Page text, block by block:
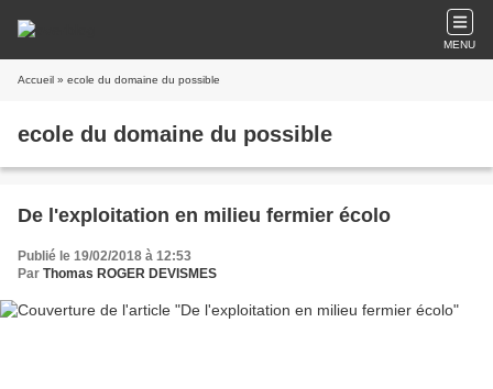
MENU
Accueil » ecole du domaine du possible
ecole du domaine du possible
De l'exploitation en milieu fermier écolo
Publié le 19/02/2018 à 12:53
Par Thomas ROGER DEVISMES